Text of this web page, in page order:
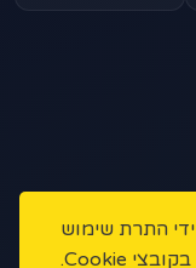
התרת שימוש
בקובצי Cookie.